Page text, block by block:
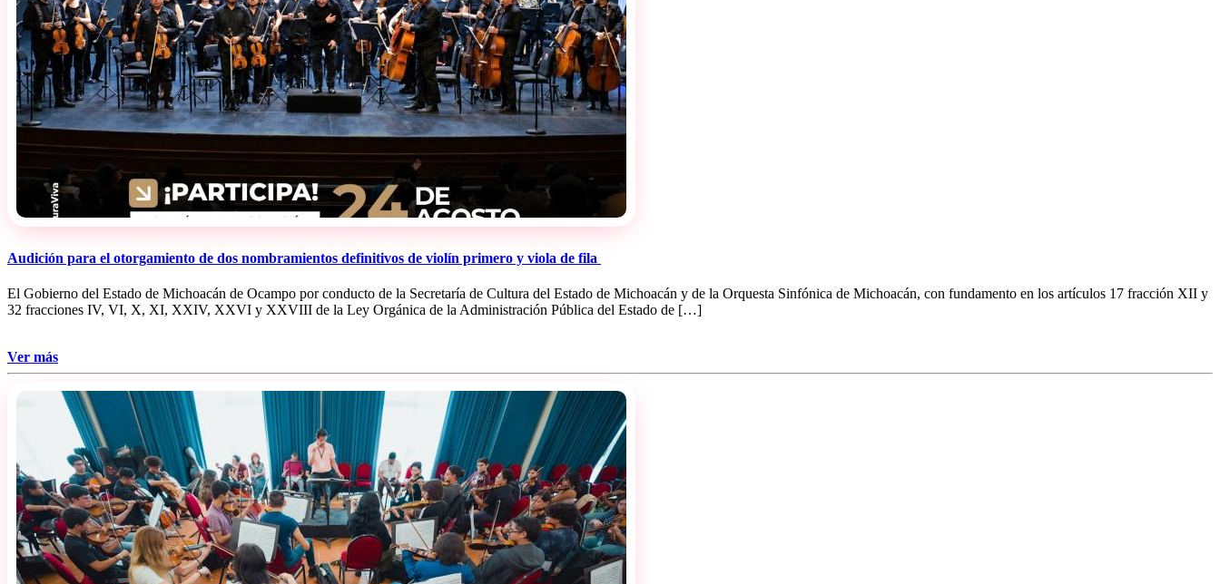
Audición para el otorgamiento de dos nombramientos definitivos de violín primero y viola de fila
El Gobierno del Estado de Michoacán de Ocampo por conducto de la Secretaría de Cultura del Estado de Michoacán y de la Orquesta Sinfónica de Michoacán, con fundamento en los artículos 17 fracción XII y
32 fracciones IV, VI, X, XI, XXIV, XXVI y XXVIII de la Ley Orgánica de la Administración Pública del Estado de […]
Ver más